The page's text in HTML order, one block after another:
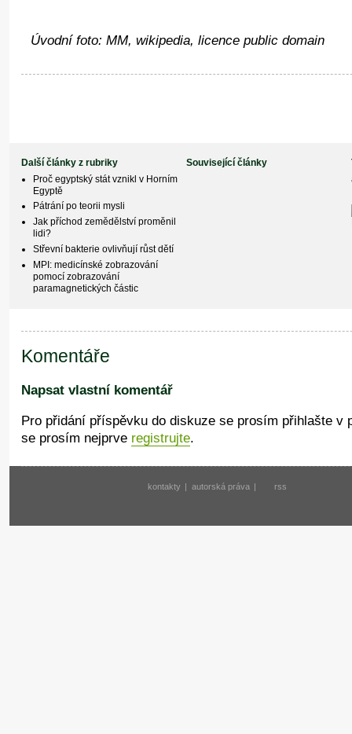
Úvodní foto: MM, wikipedia, licence public domain
Další články z rubriky
Proč egyptský stát vznikl v Horním
Egyptě
Pátrání po teorii mysli
Jak příchod zemědělství proměnil
lidi?
Střevní bakterie ovlivňují růst dětí
MPI: medicínské zobrazování
pomocí zobrazování
paramagnetických částic
Související články
Komentáře
Napsat vlastní komentář
Pro přidání příspěvku do diskuze se prosím přihlašte v
se prosím nejprve registrujte.
kontakty | autorská práva | rss